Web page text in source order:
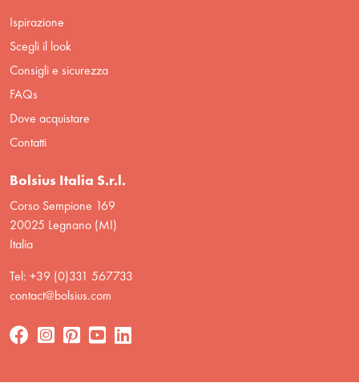
Ispirazione
Scegli il look
Consigli e sicurezza
FAQs
Dove acquistare
Contatti
Bolsius Italia S.r.l.
Corso Sempione 169
20025 Legnano (MI)
Italia
Tel: +39 (0)331 567733
contact@bolsius.com